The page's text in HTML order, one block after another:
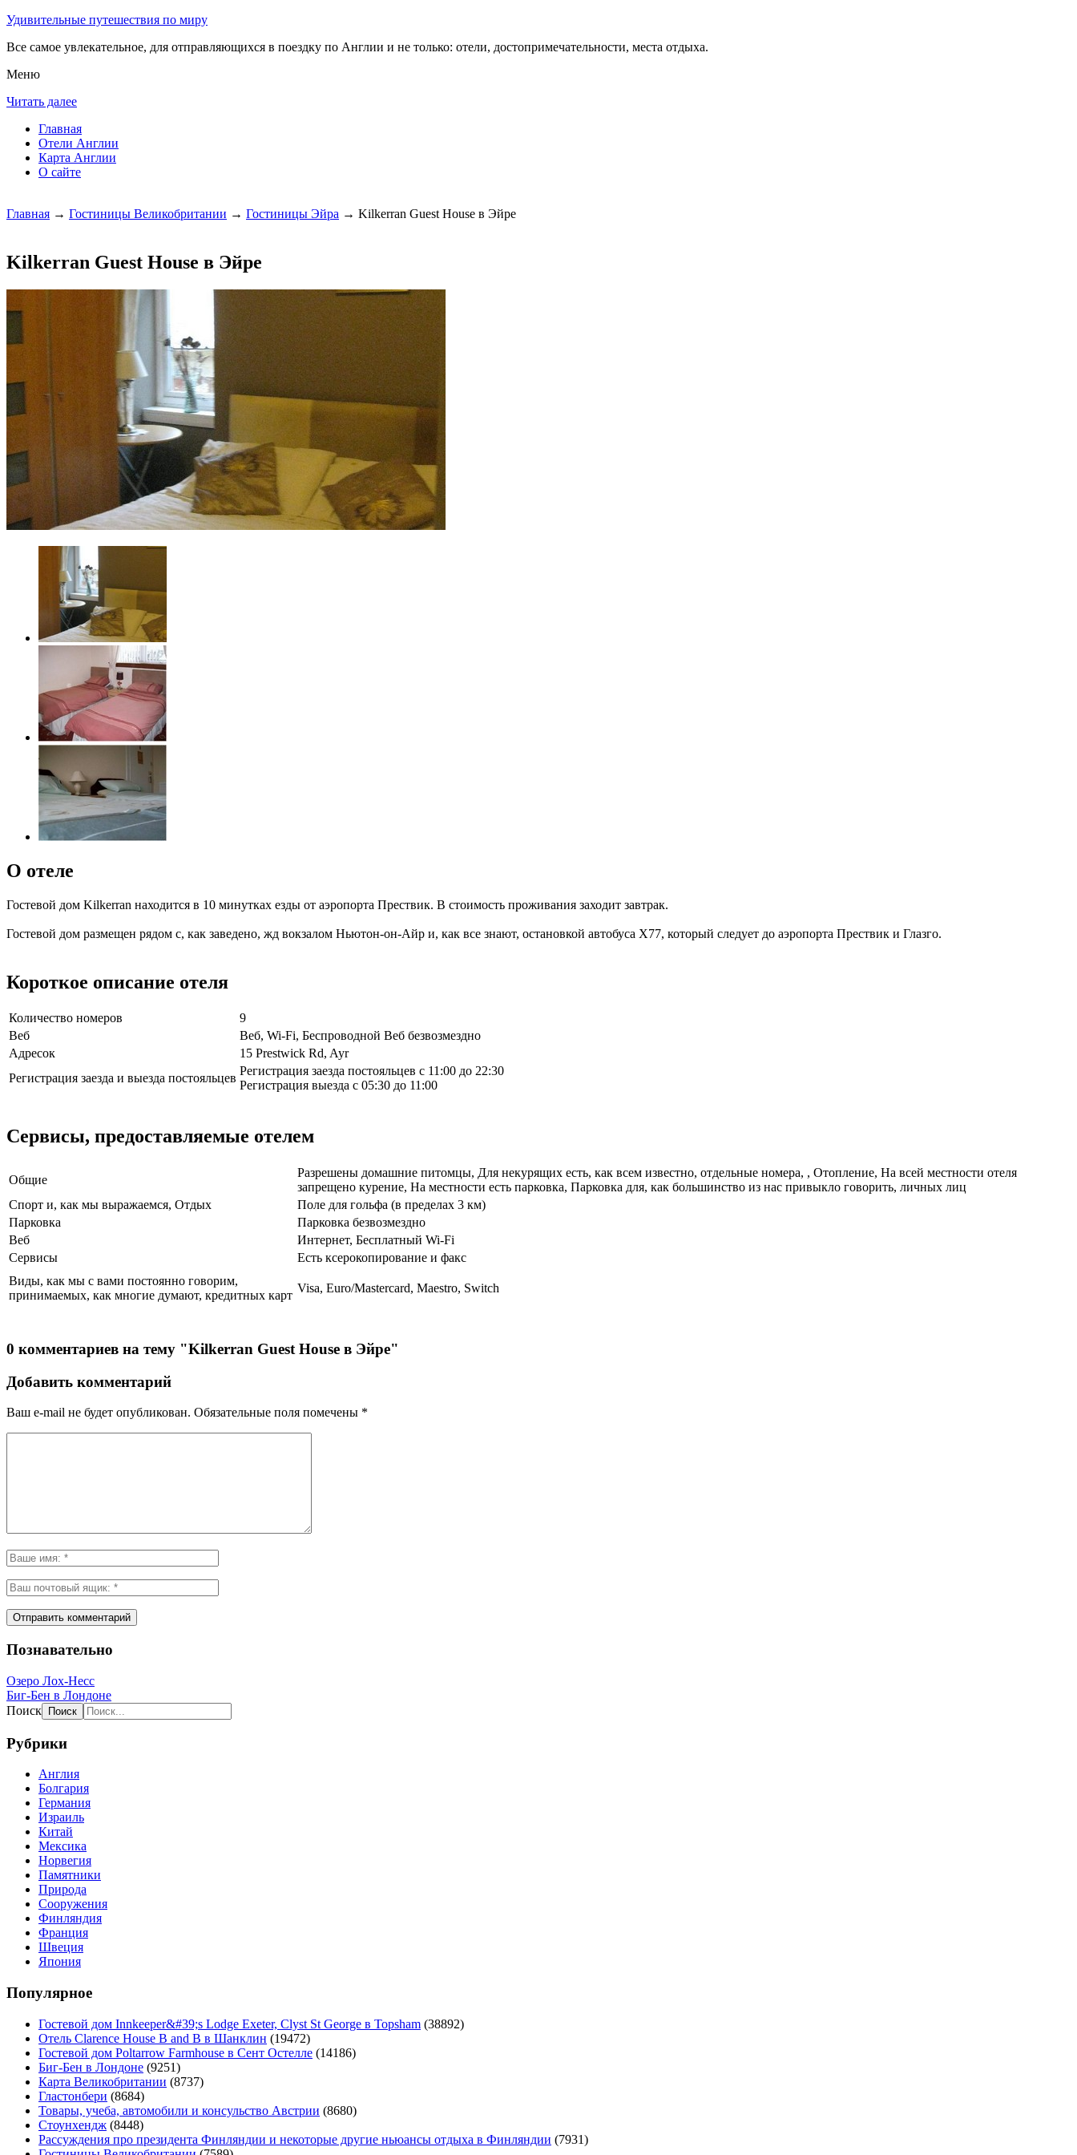
Удивительные путешествия по миру
Все самое увлекательное, для отправляющихся в поездку по Англии и не только: отели, достопримечательности, места отдыха.
Меню
Читать далее
Главная
Отели Англии
Карта Англии
О сайте
Главная → Гостиницы Великобритании → Гостиницы Эйра → Kilkerran Guest House в Эйре
Kilkerran Guest House в Эйре
О отеле
Гостевой дом Kilkerran находится в 10 минутках езды от аэропорта Прествик. В стоимость проживания заходит завтрак.
Гостевой дом размещен рядом с, как заведено, жд вокзалом Ньютон-он-Айр и, как все знают, остановкой автобуса X77, который следует до аэропорта Прествик и Глазго.
Короткое описание отеля
Количество номеров
9
Веб
Веб, Wi-Fi, Беспроводной Веб безвозмездно
Адресок
15 Prestwick Rd, Ayr
Регистрация заезда и выезда постояльцев
Регистрация заезда постояльцев с 11:00 до 22:30
Регистрация выезда с 05:30 до 11:00
Сервисы, предоставляемые отелем
Общие
Разрешены домашние питомцы, Для некурящих есть, как всем известно, отдельные номера, , Отопление, На всей местности отеля
запрещено курение, На местности есть парковка, Парковка для, как большинство из нас привыкло говорить, личных лиц
Спорт и, как мы выражаемся, Отдых
Поле для гольфа (в пределах 3 км)
Парковка
Парковка безвозмездно
Веб
Интернет, Бесплатный Wi-Fi
Сервисы
Есть ксерокопирование и факс
Виды, как мы с вами постоянно говорим,
принимаемых, как многие думают, кредитных карт
Visa, Euro/Mastercard, Maestro, Switch
0 комментариев на тему "Kilkerran Guest House в Эйре"
Добавить комментарий
Ваш e-mail не будет опубликован. Обязательные поля помечены *
Познавательно
Озеро Лох-Несс
Биг-Бен в Лондоне
Поиск
Рубрики
Англия
Болгария
Германия
Израиль
Китай
Мексика
Норвегия
Памятники
Природа
Сооружения
Финляндия
Франция
Швеция
Япония
Популярное
Гостевой дом Innkeeper&#39;s Lodge Exeter, Clyst St George в Topsham (38892)
Отель Clarence House B and B в Шанклин (19472)
Гостевой дом Poltarrow Farmhouse в Сент Остелле (14186)
Биг-Бен в Лондоне (9251)
Карта Великобритании (8737)
Гластонбери (8684)
Товары, учеба, автомобили и консульство Австрии (8680)
Стоунхендж (8448)
Рассуждения про президента Финляндии и некоторые другие ньюансы отдыха в Финляндии (7931)